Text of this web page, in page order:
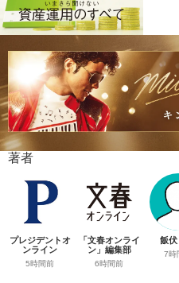
著者
プレジデントオ
ンライン
5時間前
「文春オンライ
ン」編集部
6時間前
飯伏
7時